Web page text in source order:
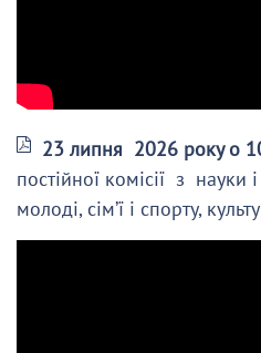
23 липня 2026 року о
постійної комісії з науки
молоді, сім’ї і спорту,